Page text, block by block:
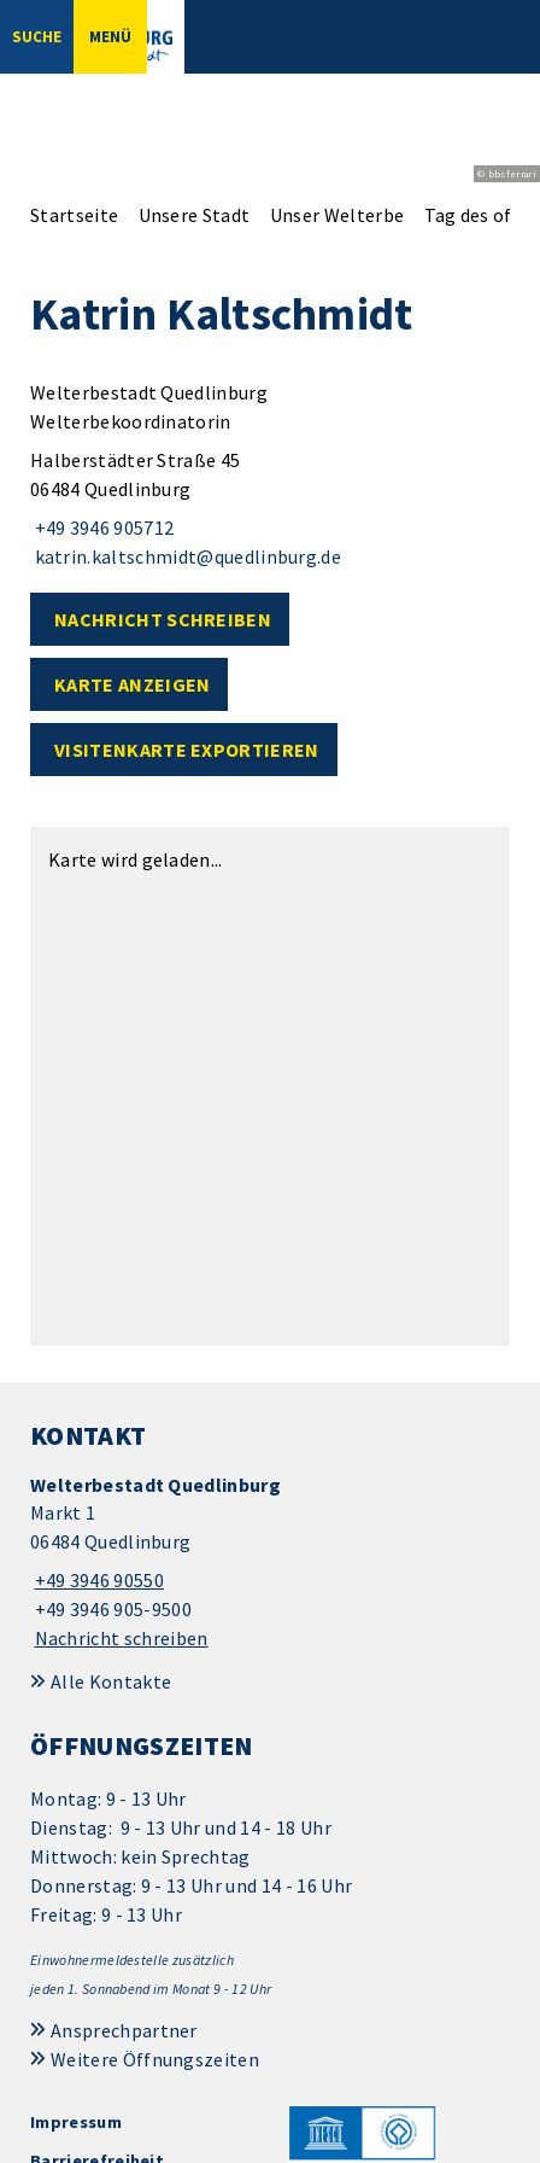
SUCHE MENÜ
© bbsferrari
Startseite Unsere Stadt Unser Welterbe Tag des
Katrin Kaltschmidt
Welterbestadt Quedlinburg
Welterbekoordinatorin
Halberstädter Straße 45
06484 Quedlinburg
+49 3946 905712
katrin.kaltschmidt@quedlinburg.de
NACHRICHT SCHREIBEN
KARTE ANZEIGEN
VISITENKARTE EXPORTIEREN
Karte wird geladen...
KONTAKT
Welterbestadt Quedlinburg
Markt 1
06484 Quedlinburg
+49 3946 90550
+49 3946 905-9500
Nachricht schreiben
Alle Kontakte
ÖFFNUNGSZEITEN
Montag: 9 - 13 Uhr
Dienstag: 9 - 13 Uhr und 14 - 18 Uhr
Mittwoch: kein Sprechtag
Donnerstag: 9 - 13 Uhr und 14 - 16 Uhr
Freitag: 9 - 13 Uhr
Einwohnermeldestelle zusätzlich
jeden 1. Sonnabend im Monat 9 - 12 Uhr
Ansprechpartner
Weitere Öffnungszeiten
Impressum